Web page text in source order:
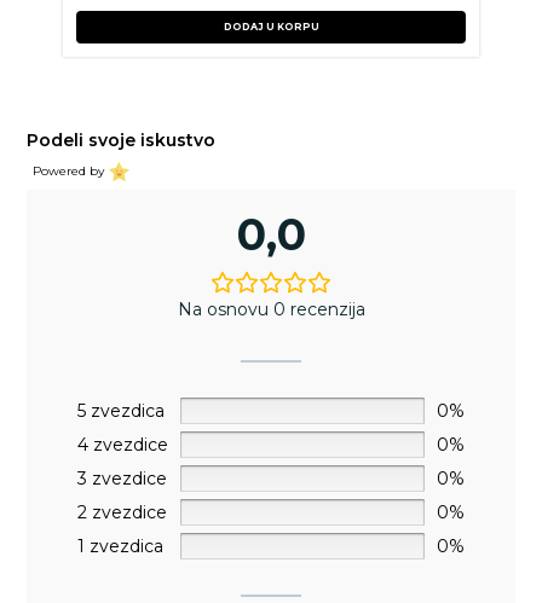
DODAJ U KORPU
Podeli svoje iskustvo
Powered by
0,0
Na osnovu 0 recenzija
5 zvezdica
0%
4 zvezdice
0%
3 zvezdice
0%
2 zvezdice
0%
1 zvezdica
0%